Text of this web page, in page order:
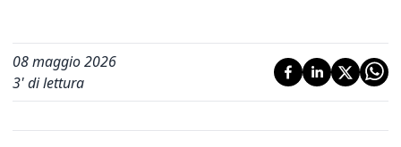
08 maggio 2026
3' di lettura